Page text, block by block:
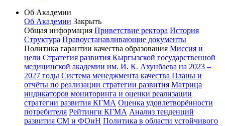
Об Академии
Об Академии Закрыть
Общая информация Приветствие ректора История
Структура Правоустанавливающие документы
Политика гарантии качества образования Миссия и
цели Стратегия развития Кыргызской государственной
медицинской академии им. И. К. Ахунбаева на 2023 –
2027 годы Система менеджмента качества Планы и
отчёты по реализации стратегии развития Матрица
индикаторов мониторинга и оценки реализации
стратегии развития КГМА Оценка удовлетворённости
потребителя Рейтинги КГМА Анализ тенденций
развития СМ и ФОиН Политика в области устойчивого